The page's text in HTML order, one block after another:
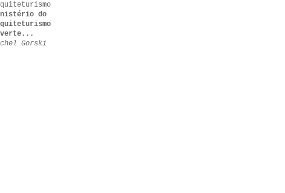
do
Gorski